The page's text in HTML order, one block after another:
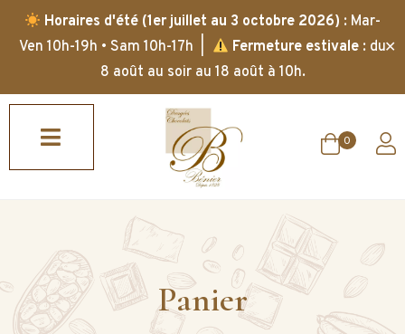
Horaires d'été (1er juillet au 3 octobre 2026) : Mar-
Ven 10h-19h • Sam 10h-17h |
Fermeture estivale: du
8 août au soir au 18 août à 10h.
✕
0
Panier